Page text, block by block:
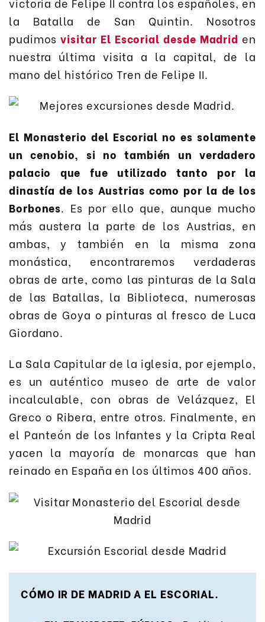
la Batalla de San Quintin. Nosotros
pudimosvisitar El Escorial desde Madrid en
nuestra última visita a la capital, de la
mano del histórico Tren de Felipe II.
El Monasterio del Escorial no es solamente
un cenobio, si no también un verdadero
palacio que fue utilizado tanto por la
dinastía de los Austrias como por la de los
Borbones. Es por ello que, aunque mucho
más austera la parte de los Austrias, en
ambas, y también en la misma zona
monástica, encontraremos verdaderas
obras de arte, como las pinturas de la Sala
de las Batallas, la Biblioteca, numerosas
obras de Goya o pinturas al fresco de Luca
Giordano.
La Sala Capitular de la iglesia, por ejemplo,
es un auténtico museo de arte de valor
incalculable, con obras de Velázquez, El
Greco o Ribera, entre otros. Finalmente, en
el Panteón de los Infantes y la Cripta Real
yacen la mayoría de monarcas que han
reinado en España en los últimos 400 años.
CÓMO IR DE MADRID A EL ESCORIAL.